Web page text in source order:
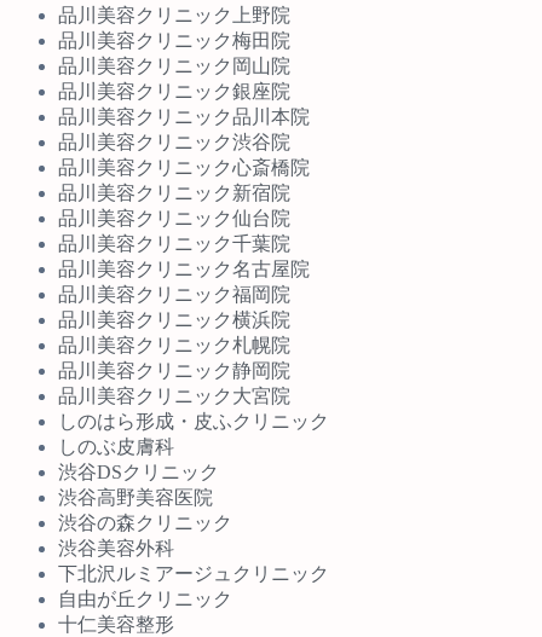
品川美容クリニック上野院
品川美容クリニック梅田院
品川美容クリニック岡山院
品川美容クリニック銀座院
品川美容クリニック品川本院
品川美容クリニック渋谷院
品川美容クリニック心斎橋院
品川美容クリニック新宿院
品川美容クリニック仙台院
品川美容クリニック千葉院
品川美容クリニック名古屋院
品川美容クリニック福岡院
品川美容クリニック横浜院
品川美容クリニック札幌院
品川美容クリニック静岡院
品川美容クリニック大宮院
しのはら形成・皮ふクリニック
しのぶ皮膚科
渋谷DSクリニック
渋谷高野美容医院
渋谷の森クリニック
渋谷美容外科
下北沢ルミアージュクリニック
自由が丘クリニック
十仁美容整形